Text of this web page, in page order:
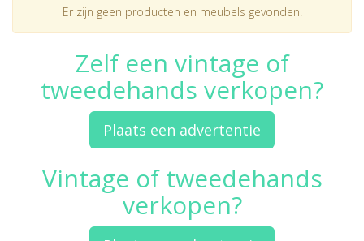
Er zijn geen producten en meubels gevonden.
Zelf een vintage of
tweedehands verkopen?
Plaats een advertentie
Vintage of tweedehands
verkopen?